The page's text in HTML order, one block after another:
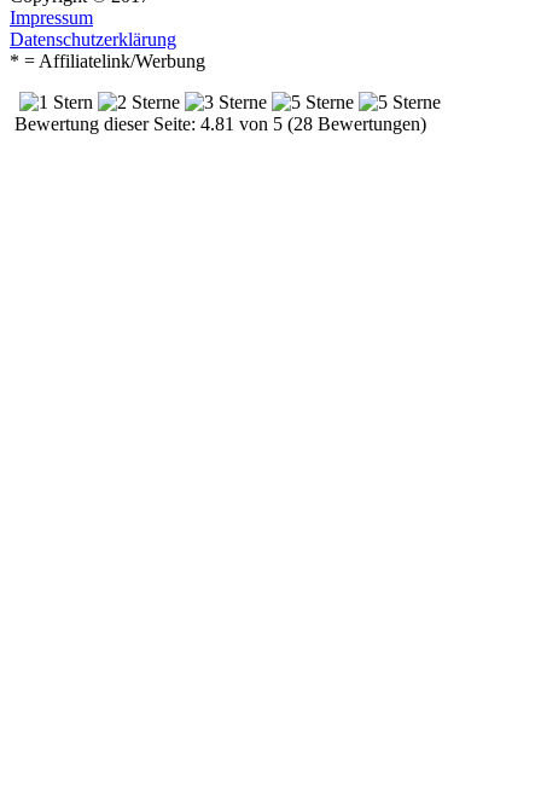
Impressum
Datenschutzerklärung
* = Affiliatelink/Werbung
Bewertung dieser Seite: 4.81 von 5 (28 Bewertungen)